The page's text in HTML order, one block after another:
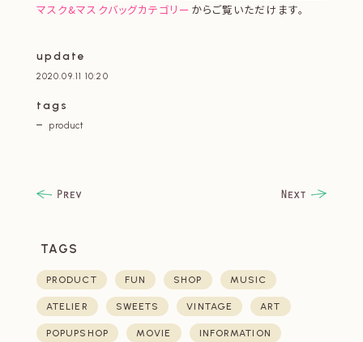
マスク&マスクバッグカテゴリー からご覧いただけます。
update
2020.09.11 10:20
tags
product
TAGS
PRODUCT FUN SHOP MUSIC
ATELIER SWEETS VINTAGE ART
POPUPSHOP MOVIE INFORMATION